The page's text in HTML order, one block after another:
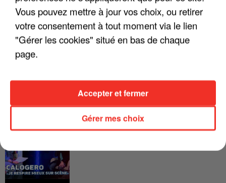
"JE RESPIRE MIEUX SUR SCÈNE" -
Vous pouvez mettre à jour vos choix, ou retirer
votre consentement à tout moment via le lien
"Gérer les cookies" situé en bas de chaque
page.
Gérer mes choix
Accepter et fermer